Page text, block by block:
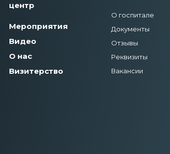
центр
Мероприятия
Видео
О нас
Визитерство
О госпитале
Документы
Отзывы
Реквизиты
Вакансии